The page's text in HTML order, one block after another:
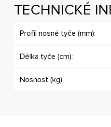
TECHNICKÉ
Profil nosné tyče (mm):
Délka tyče (cm):
Nosnost (kg):